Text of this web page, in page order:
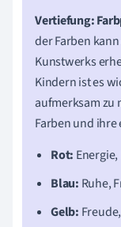
Vertiefung:
der Farben
Kunstwerks
Kindern ist es
aufmerksam zu
Farben und
Rot:
Blau: Ruhe,
Gelb: